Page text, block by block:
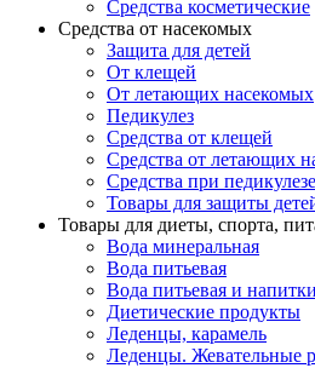
Средства косметические
Средства от насекомых
Защита для детей
От клещей
От летающих насекомых
Педикулез
Средства от клещей
Средства от летающих
Средства при педикулезе
Товары для защиты
Товары для диеты, спорта,
Вода минеральная
Вода питьевая
Вода питьевая и напитки
Диетические продукты
Леденцы, карамель
Леденцы. Жевательные